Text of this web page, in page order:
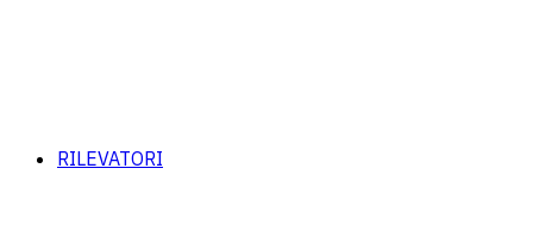
RILEVATORI